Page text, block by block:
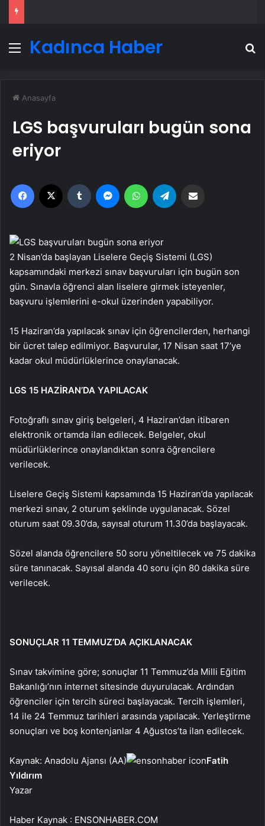
Menü
Kadınca Haber
Anasayfa
LGS başvuruları bugün sona
eriyor
Facebook Tumblr MessengerWhatsApp
2 Nisan’da başlayan Liselere Geçiş Sistemi (LGS)
kapsamındaki merkezi sınav başvuruları için bugün son
gün. Sınavla öğrenci alan liselere girmek isteyenler,
başvuru işlemlerini e-okul üzerinden yapabiliyor.
15 Haziran’da yapılacak sınav için öğrencilerden, herhangi
bir ücret talep edilmiyor. Başvurular, 17 Nisan saat 17’ye
kadar okul müdürlüklerince onaylanacak.
LGS 15 HAZİRAN’DA YAPILACAK
Fotoğraflı sınav giriş belgeleri, 4 Haziran’dan itibaren
elektronik ortamda ilan edilecek. Belgeler, okul
müdürlüklerince onaylandıktan sonra öğrencilere
verilecek.
Liselere Geçiş Sistemi kapsamında 15 Haziran’da yapılacak
merkezi sınav, 2 oturum şeklinde uygulanacak. Sözel
oturum saat 09.30’da, sayısal oturum 11.30’da başlayacak.
Sözel alanda öğrencilere 50 soru yöneltilecek ve 75 dakika
süre tanınacak. Sayısal alanda 40 soru için 80 dakika süre
verilecek.
SONUÇLAR 11 TEMMUZ’DA AÇIKLANACAK
Sınav takvimine göre; sonuçlar 11 Temmuz’da Milli Eğitim
Bakanlığı’nın internet sitesinde duyurulacak. Ardından
öğrenciler için tercih süreci başlayacak. Tercih işlemleri,
14 ile 24 Temmuz tarihleri arasında yapılacak. Yerleştirme
sonuçları ve boş kontenjanlar 4 Ağustos’ta ilan edilecek.
Kaynak: Anadolu Ajansı (AA)
Fatih
Yıldırım
Yazar
Haber Kaynak : ENSONHABER.COM